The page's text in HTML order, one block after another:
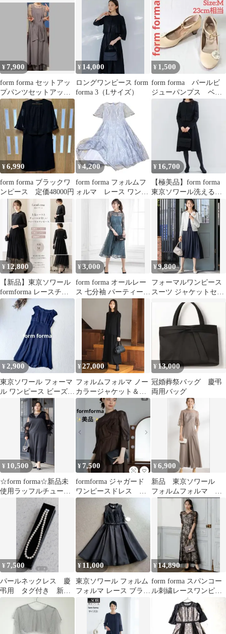
ロングドレス ネイビー
ホワイト M ロング フ
ェミニン
¥ 7,900
form forma セットアッ
プパンツセットアップ
ドレス9号
¥ 14,000
ロングワンピース form
forma 3（Lサイズ）
¥ 1,500
form forma パールビ
ジューパンプス ベー
ジュ サイズM（23㎝
¥6,990
form forma ブラックワ
ンピース 定価48000円
¥ 4,200
form forma フォルムフ
ォルマ レース ワンピ
ース ドレス ブル
¥ 16,700
【極美品】form forma
東京ソワール洗えるブ
ラックフォーマルスー
ツ2XL
¥ 12,800
【新品】東京ソワール
formforma レースチュ
ールワンピース 黒 M
¥3,000
form forma オールレー
ス 七分袖 パーティード
レス お呼ばれ 結婚式
¥9,800
フォーマルワンピース
スーツ ジャケットセッ
ト 7号
¥2,900
東京ソワール フォーマ
ル ワンピース ビーズ
フィッシュテール
¥27,000
フォルムフォルマ ノー
カラージャケット＆オ
ールインワン フォーマ
ルスーツサイズ2
¥ 13,000
冠婚葬祭バッグ 慶弔
両用バッグ
¥ 10,500
☆form forma☆新品未
使用ラッフルチュール
ブラウス×オールインワ
¥ 7,500
formforma ジャガード
ワンピースドレス フ
ォーマル オケージョ
¥6,900
新品 東京ソワール
フォルムフォルマ パ
ンツドレス ハイウェス
ト オールインワン
¥ 7,500
パールネックレス 慶
弔用 タグ付き 新品
貝パール42cm 8mm玉
¥ 11,000
東京ソワール フォルム
フォルマ レース ブラッ
クドレス ノースリーブ
膝丈
¥14,890
form forma スパンコー
ル刺繍レースワンピー
スドレス クリーニング